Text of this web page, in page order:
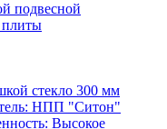
подвесной
плиты